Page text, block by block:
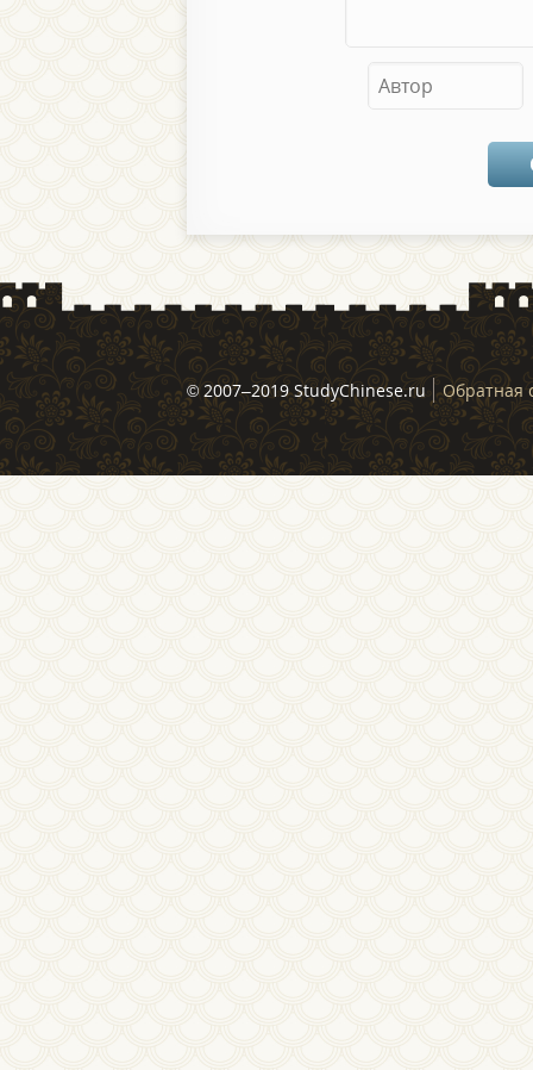
© 2007–2019 StudyChinese.ru Обратная